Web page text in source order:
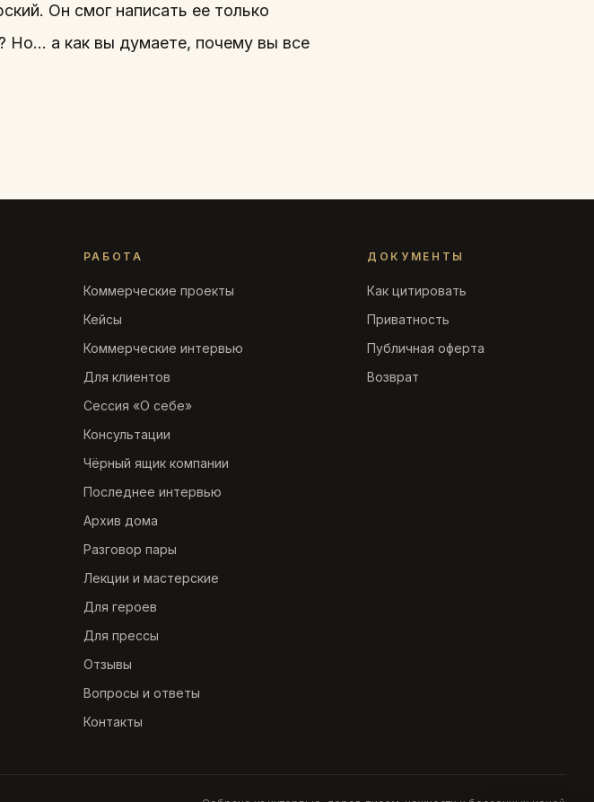
Он смог написать ее только
Но… а как вы думаете, почему вы все
РАБОТА
Коммерческие проекты
Кейсы
Коммерческие интервью
Для клиентов
Сессия «О себе»
Консультации
Чёрный ящик компании
Последнее интервью
Архив дома
Разговор пары
Лекции и мастерские
Для героев
Для прессы
Отзывы
Вопросы и ответы
Контакты
ДОКУМЕНТЫ
Как цитировать
Приватность
Публичная оферта
Возврат